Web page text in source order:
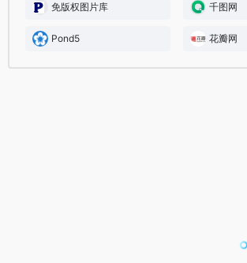
免版权图片库 千图网
Pond5 花瓣网